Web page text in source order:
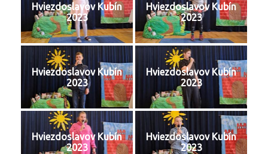
Hviezdoslavov Kubín
2023
Hviezdoslavov Kubín
2023
Hviezdoslavov Kubín
2023
Hviezdoslavov Kubín
2023
Hviezdoslavov Kubín
2023
Hviezdoslavov Kubín
2023